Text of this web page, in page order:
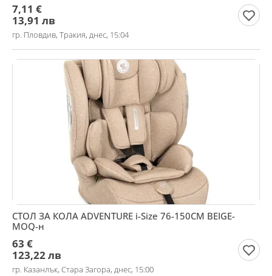
7,11 €
13,91 лв
гр. Пловдив, Тракия, днес, 15:04
СТОЛ ЗА КОЛА ADVENTURE i-Size 76-150CM BEIGE-
MOQ-н
63 €
123,22 лв
гр. Казанлък, Стара Загора, днес, 15:00